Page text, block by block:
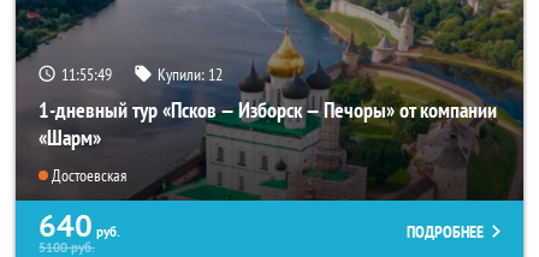
11:55:48 Купили: 12
1-дневный тур «Псков — Изборск — Печоры» от компании
«Шарм»
Достоевская
640 руб.
5100руб.
ПОДРОБНЕЕ